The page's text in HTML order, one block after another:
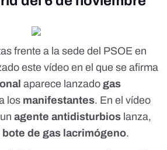
frente a la sede del PSOE en
este vídeo en el que se afirma
aparece lanzado gas
los manifestantes. En el vídeo
agente antidisturbios lanza,
bote de gas lacrimógeno.